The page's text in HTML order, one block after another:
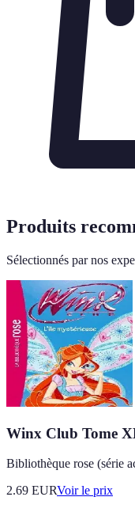
Produits
Sélectionnés par nos
Winx Club Tome
Bibliothèque rose (série
2.69 EURVoir le prix